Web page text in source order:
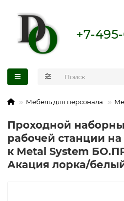
+7-
Мебель для персонала
Проходной
рабочей станции
к Metal System
Акация лорка/